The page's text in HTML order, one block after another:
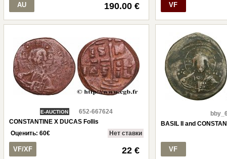
AU 190.00 € VF
E-AUCTION
652-667624
CONSTANTINE X DUCAS Follis
Оценить:60€ Нет ставки
VF/XF 22 €
BASIL II and
VF